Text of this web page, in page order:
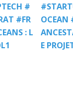
#
#FR
: L
OCEAN
E